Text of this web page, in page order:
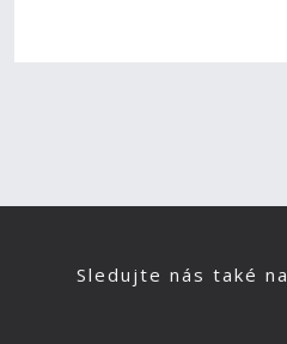
Sledujte nás také na